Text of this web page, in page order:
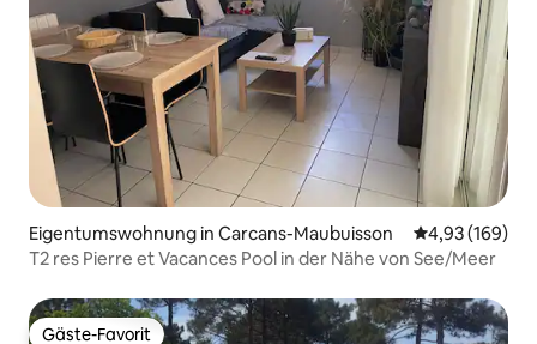
Eigentumswohnung in Carcans-Maubuisson
4,93 (169)
T2 res Pierre et Vacances Pool in der Nähe von See/Meer
Gäste-Favorit